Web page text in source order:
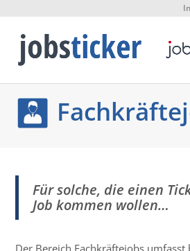
Für solche, die einen
Job kommen wollen…
Der Bereich Fachkräftejobs umfasst